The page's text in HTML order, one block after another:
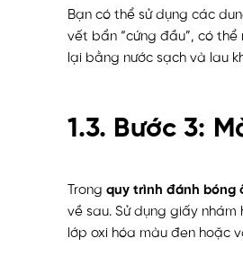
Bạn có thể sử dụng các
vết bẩn “cứng đầu”, có
lại bằng nước sạch và lau
1.3. Bước 3:
Trong quy trình đánh bóng
về sau. Sử dụng giấy
lớp oxi hóa màu đen hoặc